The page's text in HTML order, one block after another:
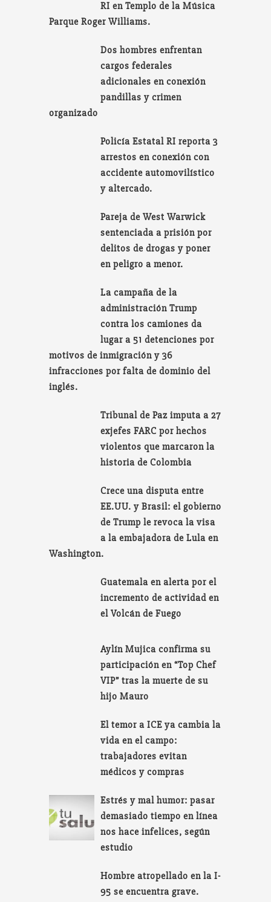
RI en Templo de la Música
Parque Roger Williams.
Dos hombres enfrentan
cargos federales
adicionales en conexión
pandillas y crimen
organizado
Policía Estatal RI reporta 3
arrestos en conexión con
accidente automovilístico
y altercado.
Pareja de West Warwick
sentenciada a prisión por
delitos de drogas y poner
en peligro a menor.
La campaña de la
administración Trump
contra los camiones da
lugar a 51 detenciones por
motivos de inmigración y 36
infracciones por falta de dominio del
inglés.
Tribunal de Paz imputa a 27
exjefes FARC por hechos
violentos que marcaron la
historia de Colombia
Crece una disputa entre
EE.UU. y Brasil: el gobierno
de Trump le revoca la visa
a la embajadora de Lula en
Washington.
Guatemala en alerta por el
incremento de actividad en
el Volcán de Fuego
Aylín Mujica confirma su
participación en “Top Chef
VIP” tras la muerte de su
hijo Mauro
El temor a ICE ya cambia la
vida en el campo:
trabajadores evitan
médicos y compras
Estrés y mal humor: pasar
demasiado tiempo en línea
nos hace infelices, según
estudio
Hombre atropellado en la I-
95 se encuentra grave.